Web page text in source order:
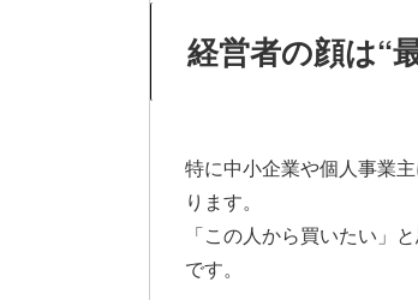
経営者の顔は“
特に中小企業や個人事業
ります。
「この人から買いたい」
です。